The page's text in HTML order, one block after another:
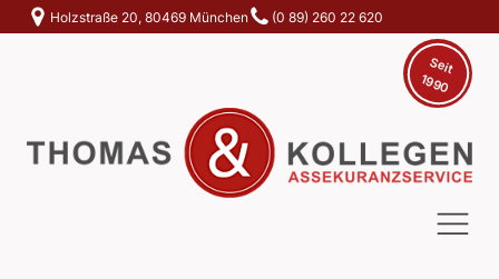
Holzstraße 20, 80469 München (0 89) 260 22 620
S
e
it
19
9
0